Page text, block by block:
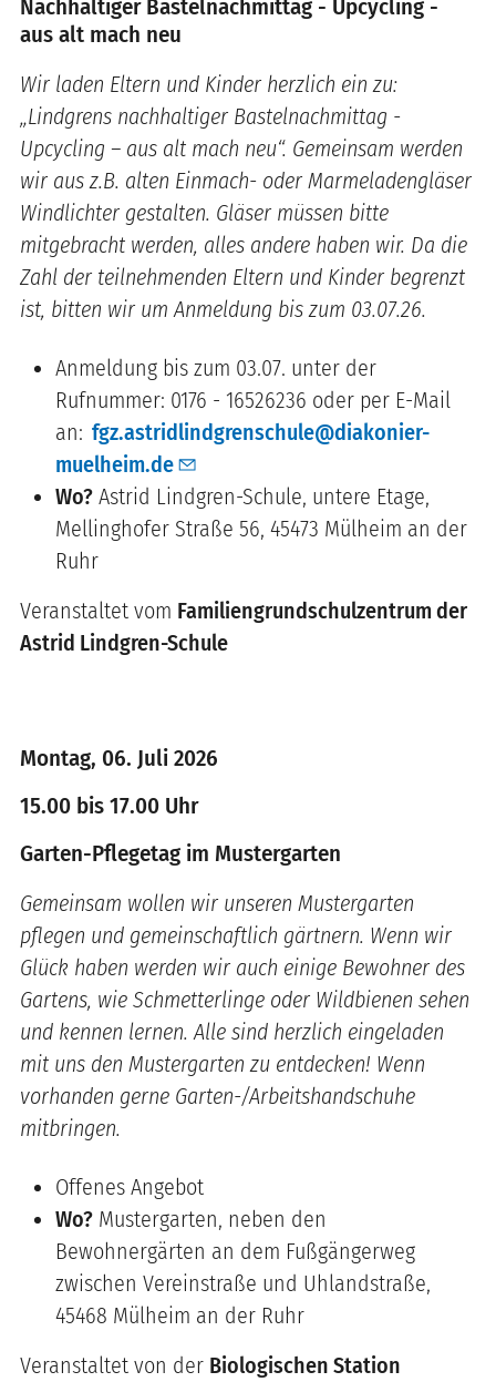
Nachhaltiger Bastelnachmittag - Upcycling -
aus alt mach neu
Wir laden Eltern und Kinder herzlich ein zu:
„Lindgrens nachhaltiger Bastelnachmittag -
Upcycling – aus alt mach neu“. Gemeinsam werden
wir aus z.B. alten Einmach- oder Marmeladengläser
Windlichter gestalten. Gläser müssen bitte
mitgebracht werden, alles andere haben wir. Da die
Zahl der teilnehmenden Eltern und Kinder begrenzt
ist, bitten wir um Anmeldung bis zum 03.07.26.
Anmeldung bis zum 03.07. unter der
Rufnummer: 0176 - 16526236 oder per E-Mail
an: fgz.astridlindgrenschule@diakonier-
muelheim.de
Wo? Astrid Lindgren-Schule, untere Etage,
Mellinghofer Straße 56, 45473 Mülheim an der
Ruhr
Veranstaltet vom Familiengrundschulzentrum der
Astrid Lindgren-Schule
Montag, 06. Juli 2026
15.00 bis 17.00 Uhr
Garten-Pflegetag im Mustergarten
Gemeinsam wollen wir unseren Mustergarten
pflegen und gemeinschaftlich gärtnern. Wenn wir
Glück haben werden wir auch einige Bewohner des
Gartens, wie Schmetterlinge oder Wildbienen sehen
und kennen lernen. Alle sind herzlich eingeladen
mit uns den Mustergarten zu entdecken! Wenn
vorhanden gerne Garten-/Arbeitshandschuhe
mitbringen.
Offenes Angebot
Wo? Mustergarten, neben den
Bewohnergärten an dem Fußgängerweg
zwischen Vereinstraße und Uhlandstraße,
45468 Mülheim an der Ruhr
Veranstaltet von der Biologischen Station